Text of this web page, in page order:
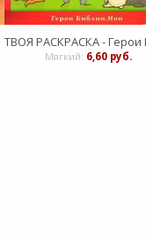
Мягкий: 6,60 руб.